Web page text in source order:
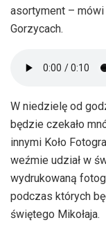
asortyment – mówi
Gorzycach.
W niedzielę od
będzie czekało
innymi Koło
weźmie udział w
wydrukowaną
podczas których
świętego Mikołaja.